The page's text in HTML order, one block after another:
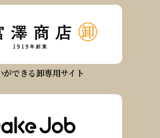
ができる卸専用サイト